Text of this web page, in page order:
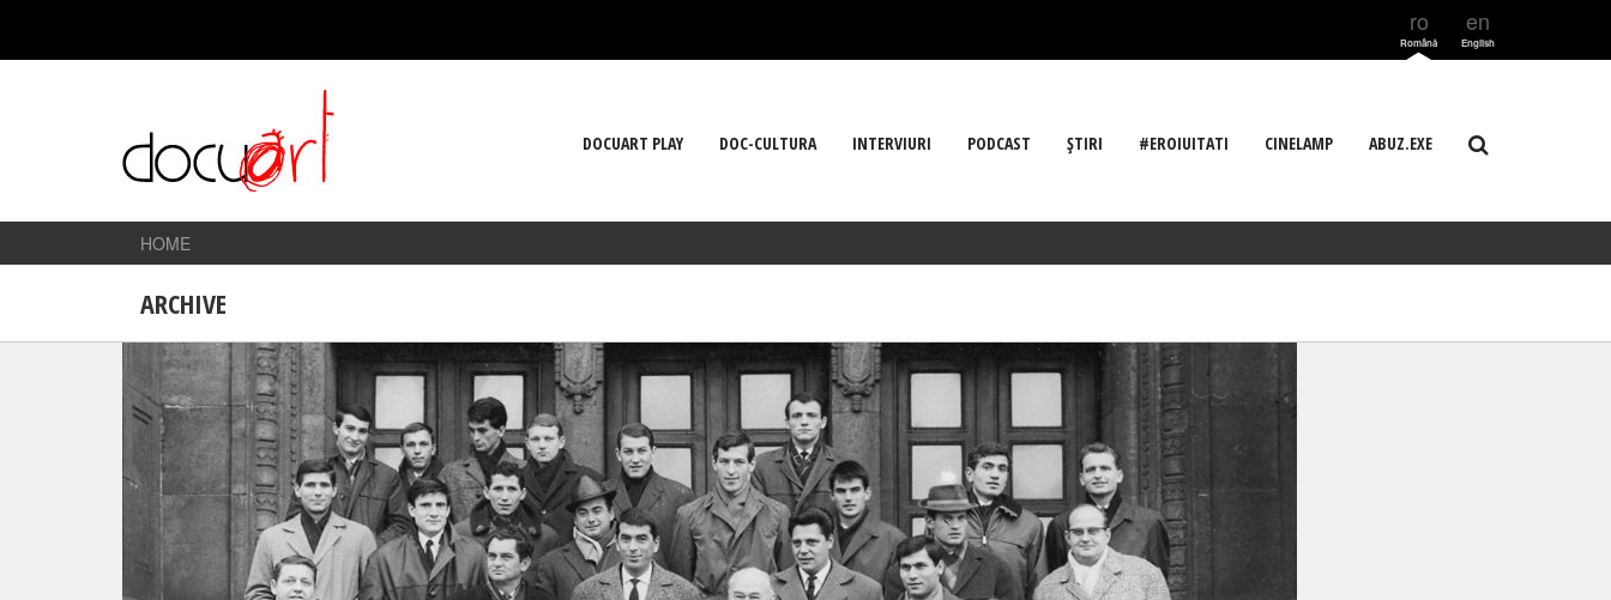
ro
Română
en
English
DOCUART PLAY DOC-CULTURA INTERVIURI PODCAST ŞTIRI #EROIUITATI CINELAMP ABUZ.EXE
HOME
ARCHIVE